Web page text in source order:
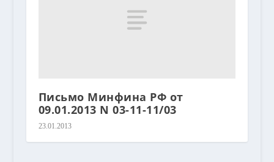
Письмо Минфина РФ от
09.01.2013 N 03-11-11/03
23.01.2013